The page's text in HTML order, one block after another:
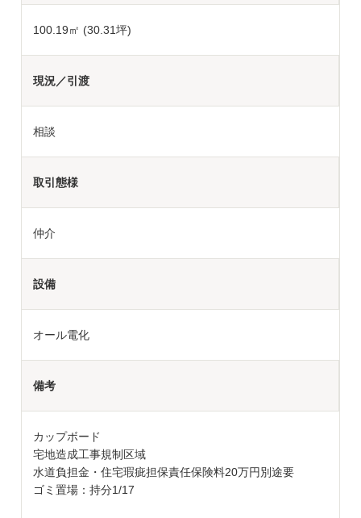
100.19㎡ (30.31坪)
現況／引渡
相談
取引態様
仲介
設備
オール電化
備考
カップボード
宅地造成工事規制区域
水道負担金・住宅瑕疵担保責任保険料20万円別途要
ゴミ置場：持分1/17